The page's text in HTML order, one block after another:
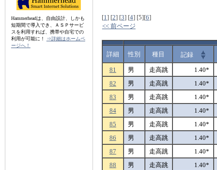
Hammerheadは、自由設計、しかも
短期間で導入でき、ＡＳＰサービ
スを利用すれば、携帯や自宅での
利用が可能に！
⇒詳細はホームペ
ージへ！
[1] [2] [3] [4] [5][6]
<< 前ページ
詳細 性別 種目 記録
81 男 走高跳
1.40*
82
男 走高跳
1.40*
83
男 走高跳
1.40*
84
男 走高跳
1.40*
85
男 走高跳
1.40*
86
男 走高跳
1.40*
87
男 走高跳
1.40*
88
男 走高跳
1.40*